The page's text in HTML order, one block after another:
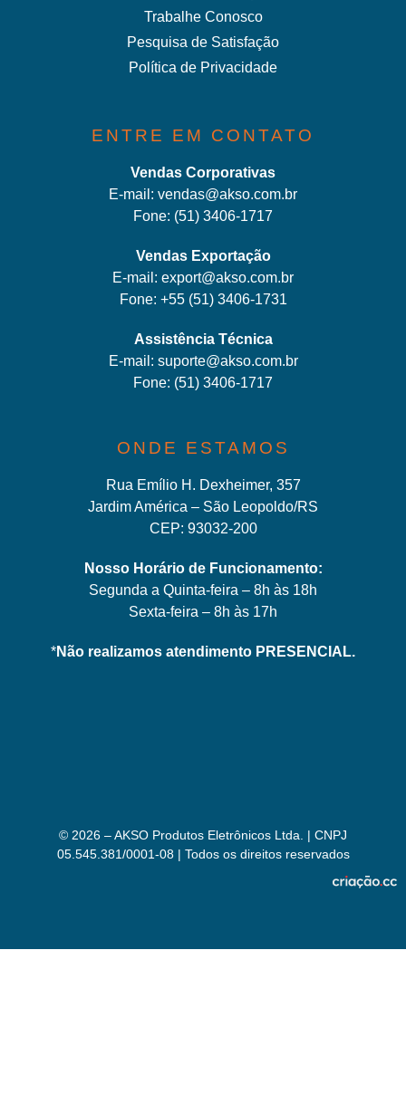
Trabalhe Conosco
Pesquisa de Satisfação
Política de Privacidade
ENTRE EM CONTATO
Vendas Corporativas
E-mail: vendas@akso.com.br
Fone: (51) 3406-1717
Vendas Exportação
E-mail: export@akso.com.br
Fone: +55 (51) 3406-1731
Assistência Técnica
E-mail: suporte@akso.com.br
Fone: (51) 3406-1717
ONDE ESTAMOS
Rua Emílio H. Dexheimer, 357
Jardim América – São Leopoldo/RS
CEP: 93032-200
Nosso Horário de Funcionamento:
Segunda a Quinta-feira – 8h às 18h
Sexta-feira – 8h às 17h
*Não realizamos atendimento PRESENCIAL.
© 2026 – AKSO Produtos Eletrônicos Ltda. | CNPJ
05.545.381/0001-08 | Todos os direitos reservados